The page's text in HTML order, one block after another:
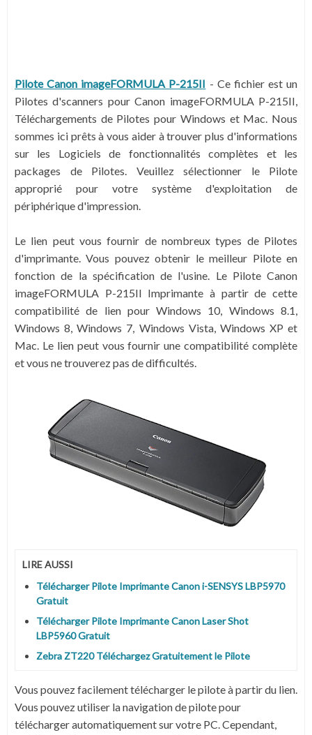
Pilote Canon imageFORMULA P-215II - Ce fichier est un
Pilotes d'scanners pour Canon imageFORMULA P-215II,
Téléchargements de Pilotes pour Windows et Mac. Nous
sommes ici prêts à vous aider à trouver plus d'informations
sur les Logiciels de fonctionnalités complètes et les
packages de Pilotes. Veuillez sélectionner le Pilote
approprié pour votre système d'exploitation de
périphérique d'impression.
Le lien peut vous fournir de nombreux types de Pilotes
d'imprimante. Vous pouvez obtenir le meilleur Pilote en
fonction de la spécification de l'usine. Le Pilote Canon
imageFORMULA P-215II Imprimante à partir de cette
compatibilité de lien pour Windows 10, Windows 8.1,
Windows 8, Windows 7, Windows Vista, Windows XP et
Mac. Le lien peut vous fournir une compatibilité complète
et vous ne trouverez pas de difficultés.
LIRE AUSSI
Télécharger Pilote Imprimante Canon i-SENSYS LBP5970
Gratuit
Télécharger Pilote Imprimante Canon Laser Shot
LBP5960 Gratuit
Zebra ZT220 Téléchargez Gratuitement le Pilote
Vous pouvez facilement télécharger le pilote à partir du lien.
Vous pouvez utiliser la navigation de pilote pour
télécharger automatiquement sur votre PC. Cependant,